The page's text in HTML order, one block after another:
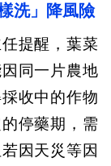
洗」降風險
提醒，葉菜
同一片農地
收中的作物
停藥期，需
因天災等因